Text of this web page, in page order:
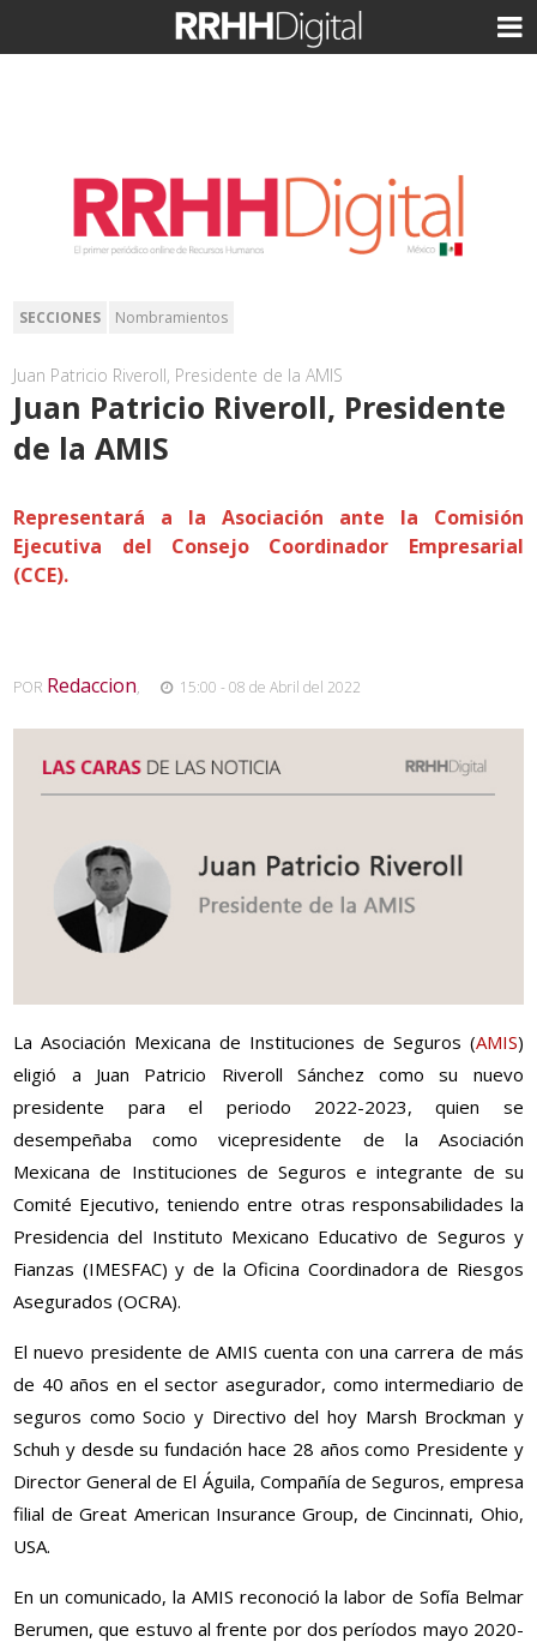
SECCIONES Nombramientos
Juan Patricio Riveroll, Presidente de la AMIS
Juan Patricio Riveroll, Presidente
de la AMIS
Representará a la Asociación ante la Comisión
Ejecutiva del Consejo Coordinador Empresarial
(CCE).
POR Redaccion, 15:00 - 08 de Abril del 2022
La Asociación Mexicana de Instituciones de Seguros (AMIS)
eligió a Juan Patricio Riveroll Sánchez como su nuevo
presidente para el periodo 2022-2023, quien se
desempeñaba como vicepresidente de la Asociación
Mexicana de Instituciones de Seguros e integrante de su
Comité Ejecutivo, teniendo entre otras responsabilidades la
Presidencia del Instituto Mexicano Educativo de Seguros y
Fianzas (IMESFAC) y de la Oficina Coordinadora de Riesgos
Asegurados (OCRA).
El nuevo presidente de AMIS cuenta con una carrera de más
de 40 años en el sector asegurador, como intermediario de
seguros como Socio y Directivo del hoy Marsh Brockman y
Schuh y desde su fundación hace 28 años como Presidente y
Director General de El Águila, Compañía de Seguros, empresa
filial de Great American Insurance Group, de Cincinnati, Ohio,
USA.
En un comunicado, la AMIS reconoció la labor de Sofía Belmar
Berumen, que estuvo al frente por dos períodos mayo 2020-